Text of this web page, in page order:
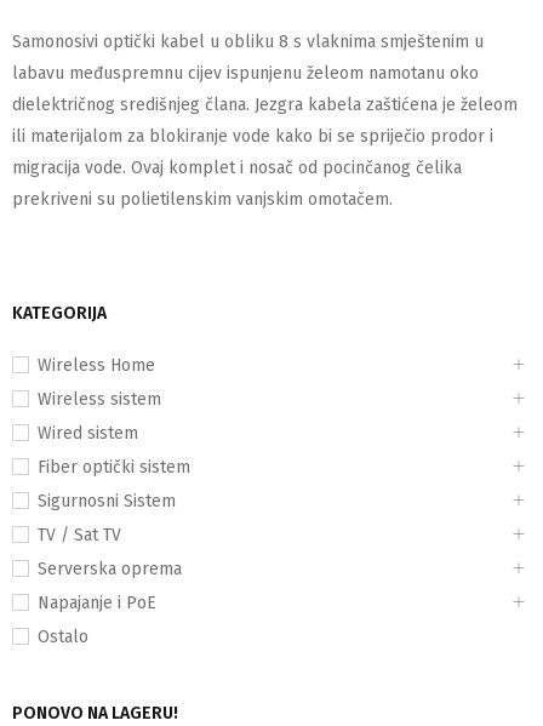
KATEGORIJA
Wireless Home
Wireless sistem
Wired sistem
Fiber optički sistem
Sigurnosni Sistem
TV / Sat TV
Serverska oprema
Napajanje i PoE
Ostalo
PONOVO NA LAGERU!
Samonosivi optički kabel u obliku 8 s vlaknima smještenim u
labavu međuspremnu cijev ispunjenu želeom namotanu oko
dielektričnog središnjeg člana. Jezgra kabela zaštićena je želeom
ili materijalom za blokiranje vode kako bi se spriječio prodor i
migracija vode. Ovaj komplet i nosač od pocinčanog čelika
prekriveni su polietilenskim vanjskim omotačem.